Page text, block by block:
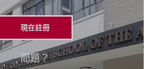
現在註冊
問題？